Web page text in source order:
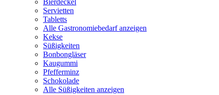
Bierdeckel
Servietten
Tabletts
Alle Gastronomiebedarf anzeigen
Kekse
Süßigkeiten
Bonbongläser
Kaugummi
Pfefferminz
Schokolade
Alle Süßigkeiten anzeigen